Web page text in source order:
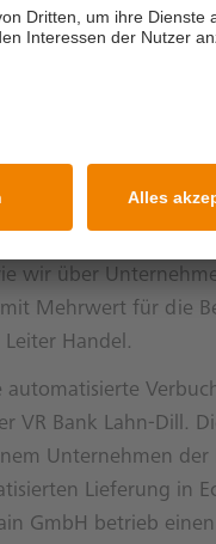
Geschäftsdaten
sowie das
Konzept als
Verträge
und günstiger.
wir über
Mehrwert für die
Handel.
automatisierte
VR Bank Lahn-Dill.
Unternehmen der
Lieferung in
GmbH betrieb